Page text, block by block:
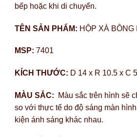
bếp hoặc khi di chuyển.
TÊN SẢN PHẨM: HỘP XÀ BÔNG
MSP: 7401
KÍCH THƯỚC: D 14 x R 10.5 x C
MÀU SẮC:
Màu sắc trên hình sẽ
so với thực tế do độ sáng màn
kiện ánh sáng khác nhau.